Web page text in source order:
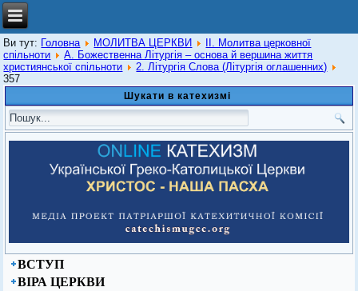
Ви тут: Головна МОЛИТВА ЦЕРКВИ
ІІ. Молитва церковної
спільноти
А. Божественна Літургія – основа й вершина життя
християнської спільноти
2. Літургія Слова (Літургія оглашенних)
357
Шукати в катехизмі
ВСТУП
ВІРА ЦЕРКВИ